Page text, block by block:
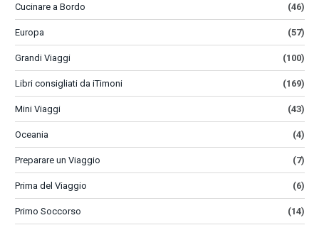
Cucinare a Bordo (46)
Europa (57)
Grandi Viaggi (100)
Libri consigliati da iTimoni (169)
Mini Viaggi (43)
Oceania (4)
Preparare un Viaggio (7)
Prima del Viaggio (6)
Primo Soccorso (14)